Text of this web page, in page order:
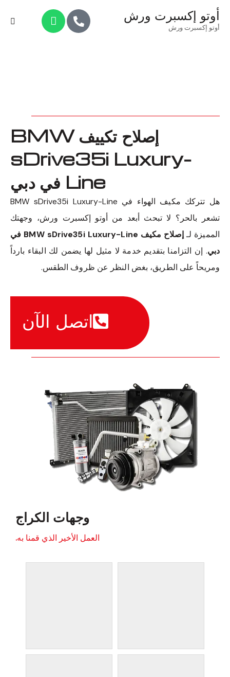
أوتو إكسبرت ورش
أوتو إكسبرت ورش
إصلاح تكييف BMW
sDrive35i Luxury-
Line في دبي
هل تتركك مكيف الهواء في BMW sDrive35i Luxury-Line
تشعر بالحر؟ لا تبحث أبعد من أوتو إكسبرت ورش، وجهتك
المميزة لـ
إصلاح مكيف BMW sDrive35i Luxury-Line في
دبي. إن التزامنا بتقديم خدمة لا مثيل لها يضمن لك البقاء بارداً
ومريحاً على الطريق، بغض النظر عن ظروف الطقس.
اتصل الآن
وجهات الكراج
العمل الأخير الذي قمنا به.